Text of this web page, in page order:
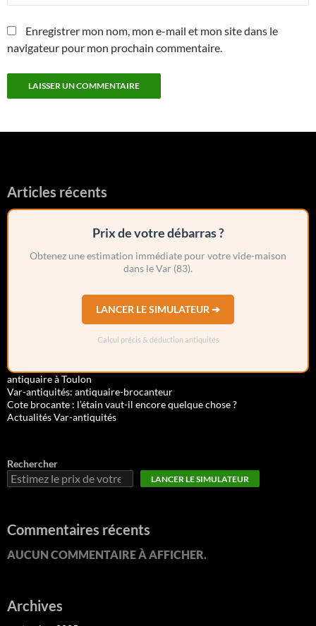
Enregistrer mon nom, mon e-mail et mon site dans le
navigateur pour mon prochain commentaire.
Articles récents
Prix de votre débarras ?
Obtenez une estimation immédiate pour votre vide-maison
dans le Var (83).
LANCER LE SIMULATEUR ➔
Calcul précis & déduction antiquités
antiquaire à Toulon
Var-antiquités: antiquaire-brocanteur
Cote brocante : l’étain vaut-il encore quelque chose ?
Actualités Var-antiquités
Rechercher
LANCER LE SIMULATEUR
Commentaires récents
AUCUN COMMENTAIRE À AFFICHER.
Archives